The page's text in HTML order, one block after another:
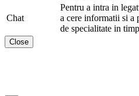
Chat
Pentru a intra in
a cere informatii si a
de specialitate in
Close